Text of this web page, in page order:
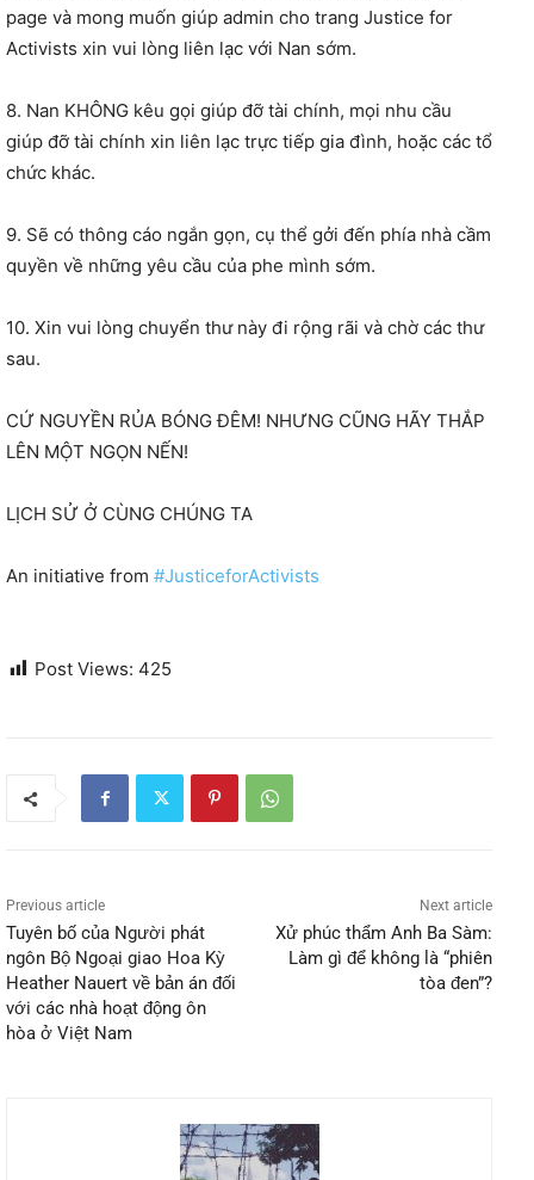
page và mong muốn giúp admin cho trang Justice for
Activists xin vui lòng liên lạc với Nan sớm.
8. Nan KHÔNG kêu gọi giúp đỡ tài chính, mọi nhu cầu
giúp đỡ tài chính xin liên lạc trực tiếp gia đình, hoặc các tổ
chức khác.
9. Sẽ có thông cáo ngắn gọn, cụ thể gởi đến phía nhà cầm
quyền về những yêu cầu của phe mình sớm.
10. Xin vui lòng chuyển thư này đi rộng rãi và chờ các thư
sau.
CỨ NGUYỀN RỦA BÓNG ĐÊM! NHƯNG CŨNG HÃY THẮP
LÊN MỘT NGỌN NẾN!
LỊCH SỬ Ở CÙNG CHÚNG TA
An initiative from #JusticeforActivists
Post Views: 425
Previous article
Tuyên bố của Người phát
ngôn Bộ Ngoại giao Hoa Kỳ
Heather Nauert về bản án đối
với các nhà hoạt động ôn
hòa ở Việt Nam
Next article
Xử phúc thẩm Anh Ba Sàm:
Làm gì để không là “phiên
tòa đen”?